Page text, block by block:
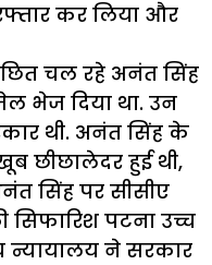
कर लिया और
चल रहे अनंत सिंह
भेज दिया था. उन
थी. अनंत सिंह के
छीछालेदर हुई थी,
सिंह पर सीसीए
सिफारिश पटना उच्च
न्यायालय ने सरकार